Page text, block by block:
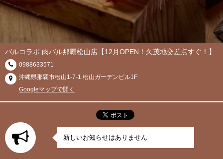
バルコラボ 肉バル那覇松山店【12月OPEN！久茂地交差点すぐ！】
0988633571
沖縄県那覇市松山1-7-1 松山ガーデンビル1F
Googleマップで開く
新しいお知らせはありません